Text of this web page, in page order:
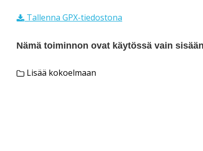
Tallenna GPX-tiedostona
Nämä toiminnon ovat käytössä vain
Lisää kokoelmaan